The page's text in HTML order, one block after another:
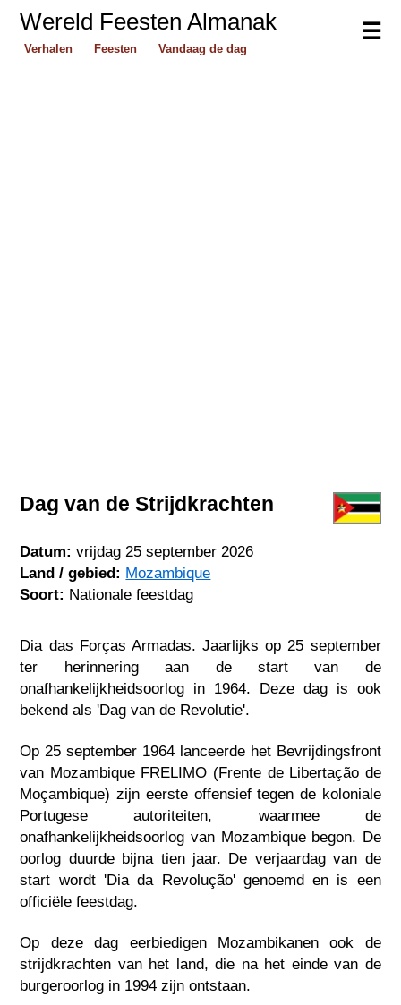
☰
Wereld Feesten Almanak
Verhalen Feesten Vandaag de dag
Dag van de Strijdkrachten
Datum: vrijdag 25 september 2026
Land / gebied: Mozambique
Soort: Nationale feestdag
Dia das Forças Armadas. Jaarlijks op 25 september
ter herinnering aan de start van de
onafhankelijkheidsoorlog in 1964. Deze dag is ook
bekend als 'Dag van de Revolutie'.
Op 25 september 1964 lanceerde het Bevrijdingsfront
van Mozambique FRELIMO (Frente de Libertação de
Moçambique) zijn eerste offensief tegen de koloniale
Portugese autoriteiten, waarmee de
onafhankelijkheidsoorlog van Mozambique begon. De
oorlog duurde bijna tien jaar. De verjaardag van de
start wordt 'Dia da Revolução' genoemd en is een
officiële feestdag.
Op deze dag eerbiedigen Mozambikanen ook de
strijdkrachten van het land, die na het einde van de
burgeroorlog in 1994 zijn ontstaan.